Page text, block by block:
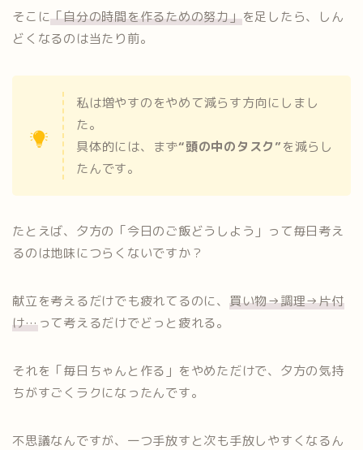
そこに「自分の時間を作るための努力」を足したら、しん
どくなるのは当たり前。
私は増やすのをやめて減らす方向にしまし
た。
具体的には、まず“頭の中のタスク”を減らし
たんです。
たとえば、夕方の「今日のご飯どうしよう」って毎日考え
るのは地味につらくないですか？
献立を考えるだけでも疲れてるのに、 買い物→調理→片付
け…って考えるだけでどっと疲れる。
それを「毎日ちゃんと作る」をやめただけで、夕方の気持
ちがすごくラクになったんです。
不思議なんですが、一つ手放すと次も手放しやすくなるん